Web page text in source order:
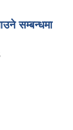
सम्बन्धमा